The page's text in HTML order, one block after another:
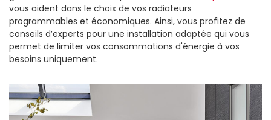
vous aident dans le choix de vos radiateurs
programmables et économiques. Ainsi, vous profitez de
conseils d’experts pour une installation adaptée qui vous
permet de limiter vos consommations d'énergie à vos
besoins uniquement.